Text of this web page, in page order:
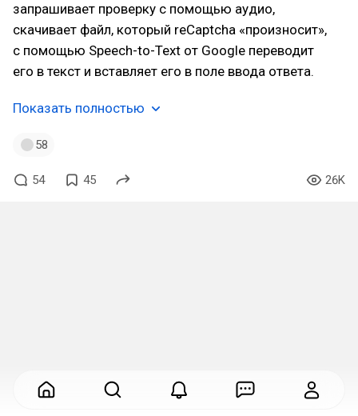
запрашивает проверку с помощью аудио,
скачивает файл, который reCaptcha «произносит»,
с помощью Speech-to-Text от Google переводит
его в текст и вставляет его в поле ввода ответа.
Показать полностью
58
54 45 26K